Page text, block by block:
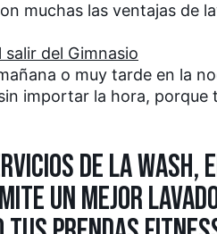
muchas las ventajas de
del Gimnasio
o muy tarde en la
importar la hora, porque
DE LA WASH,
UN MEJOR